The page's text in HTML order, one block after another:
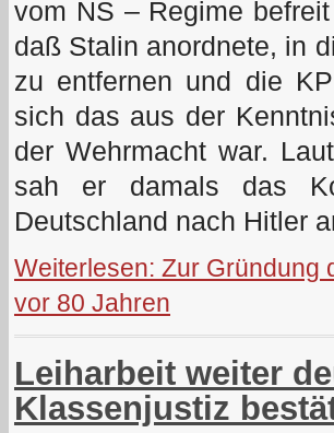
vom NS – Regime
daß Stalin anordnete, in
zu entfernen und die
sich das aus der
der Wehrmacht war.
sah er damals das
Deutschland nach Hitler
Weiterlesen: Zur Gründung
vor 80 Jahren
Leiharbeit weiter
Klassenjustiz